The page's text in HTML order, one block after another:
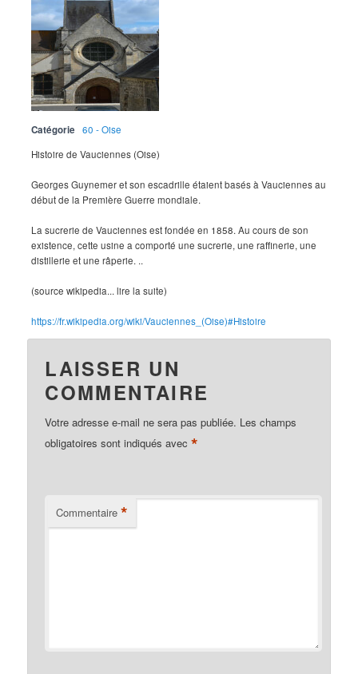
Catégorie
60 - Oise
Histoire de Vauciennes (Oise)
Georges Guynemer et son escadrille étaient basés à Vauciennes au
début de la Première Guerre mondiale.
La sucrerie de Vauciennes est fondée en 1858. Au cours de son
existence, cette usine a comporté une sucrerie, une raffinerie, une
distillerie et une râperie. ..
(source wikipedia... lire la suite)
https://fr.wikipedia.org/wiki/Vauciennes_(Oise)#Histoire
LAISSER UN
COMMENTAIRE
Votre adresse e-mail ne sera pas publiée. Les champs
obligatoires sont indiqués avec*
Commentaire *